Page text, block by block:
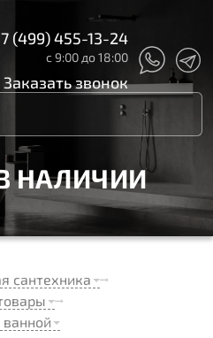
(499) 455-13-24
с 9:00 до 18:00
Заказать звонок
НАЛИЧИИ
сантехника